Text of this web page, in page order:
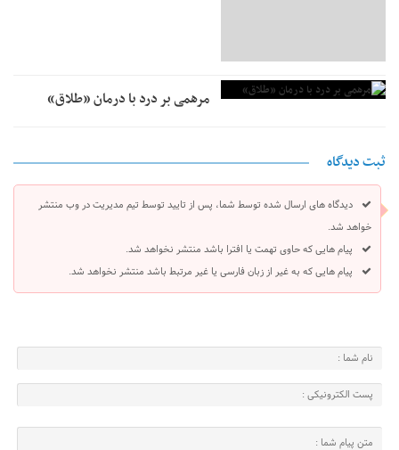
مرهمی بر درد با درمان «طلاق»
ثبت دیدگاه
دیدگاه های ارسال شده توسط شما، پس از تایید توسط تیم مدیریت در وب منتشر
خواهد شد.
پیام هایی که حاوی تهمت یا افترا باشد منتشر نخواهد شد.
پیام هایی که به غیر از زبان فارسی یا غیر مرتبط باشد منتشر نخواهد شد.